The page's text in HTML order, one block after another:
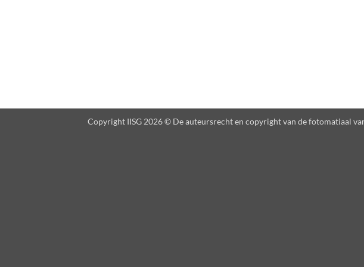
Copyright IISG 2026 © De auteursrecht en copyright van de fotomatiaal